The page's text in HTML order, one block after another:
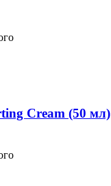
Cream (50 мл)